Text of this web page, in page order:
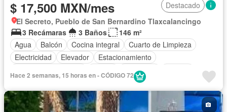
$ 17,500 MXN/mes
Destacado
El Secreto, Pueblo de San Bernardino Tlaxcalancingo
3 Recámaras
3 Baños
146 m²
Agua
Balcón Cocina integral
Cuarto de Limpieza
Electricidad
Elevador
Estacionamiento
Azotea Seguridad
Hace 2 semanas, 15 horas en - CÓDIGO 72